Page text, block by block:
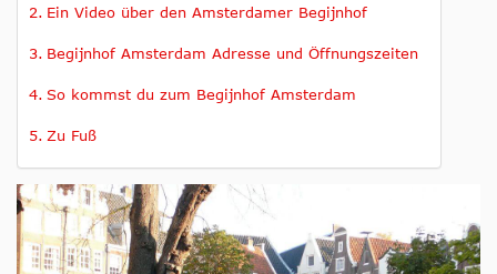
Ein Video über den Amsterdamer Begijnhof
Begijnhof Amsterdam Adresse und Öffnungszeiten
So kommst du zum Begijnhof Amsterdam
Zu Fuß